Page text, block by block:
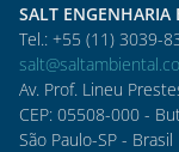
SALT
Tel.: +55 (11) 3039-
Av. Prof. Lineu
CEP: 05508-000 -
São Paulo-SP - Brasil